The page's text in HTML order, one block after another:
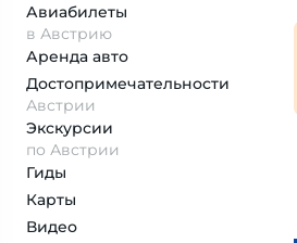
Авиабилеты
в Австрию
Аренда авто
Достопримеча­тельности
Австрии
Экскурсии
по Австрии
Гиды
Карты
Видео